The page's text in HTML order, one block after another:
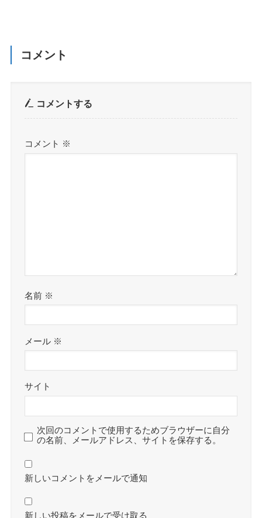
コメント
コメントする
コメント ※
名前 ※
メール ※
サイト
次回のコメントで使用するためブラウザーに自分
の名前、メールアドレス、サイトを保存する。
新しいコメントをメールで通知
新しい投稿をメールで受け取る